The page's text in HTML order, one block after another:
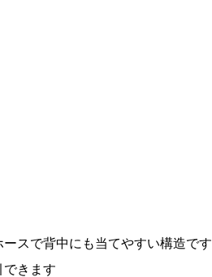
スで背中にも当てやすい構造です
できます